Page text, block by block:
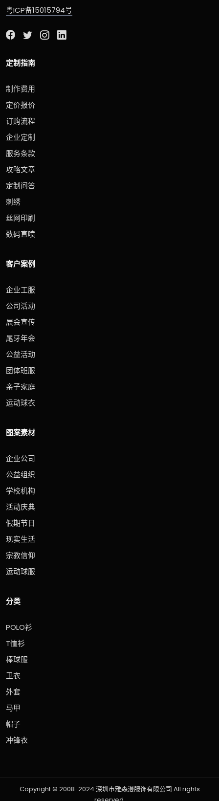
粤ICP备15015794号
定制指南
制作费用
定价报价
订购流程
企业定制
服务条款
攻略文章
定制问答
刺绣
丝网印刷
数码直喷
客户案例
企业工服
公司活动
展会宣传
尾牙年会
公益活动
团体班服
亲子家庭
运动球衣
图案素材
企业公司
公益组织
学校机构
活动庆典
假期节日
现实生活
宗教信仰
运动球服
分类
POLO衫
T恤衫
棒球服
卫衣
外套
马甲
帽子
冲锋衣
Copyright © 2008-2024 深圳市雅森漫服饰有限公司 All rights